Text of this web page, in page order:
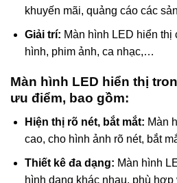
khuyến mãi, quảng cáo các
Giải trí: Màn hình LED hiển
hình, phim ảnh, ca nhạc,…
Màn hình LED hiển thị
ưu điểm, bao gồm:
Hiện thị rõ nét, bắt mắt: Màn
cao, cho hình ảnh rõ nét, bắt
Thiết kê đa dạng: Màn hình
hình dạng khác nhau, phù